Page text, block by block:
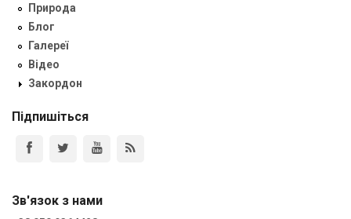
Природа
Блог
Галереї
Відео
Закордон
Підпишіться
Зв'язок з нами